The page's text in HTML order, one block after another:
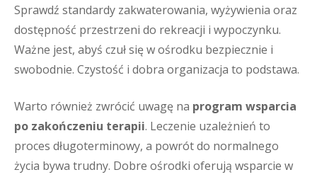
Sprawdź standardy zakwaterowania, wyżywienia oraz
dostępność przestrzeni do rekreacji i wypoczynku.
Ważne jest, abyś czuł się w ośrodku bezpiecznie i
swobodnie. Czystość i dobra organizacja to podstawa.
Warto również zwrócić uwagę na program wsparcia
po zakończeniu terapii. Leczenie uzależnień to
proces długoterminowy, a powrót do normalnego
życia bywa trudny. Dobre ośrodki oferują wsparcie w